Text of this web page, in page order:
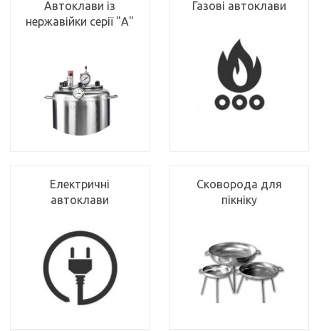
Автоклави із
нержавійки серії "А"
Газові автоклави
Електричні
автоклави
Сковорода для
пікніку